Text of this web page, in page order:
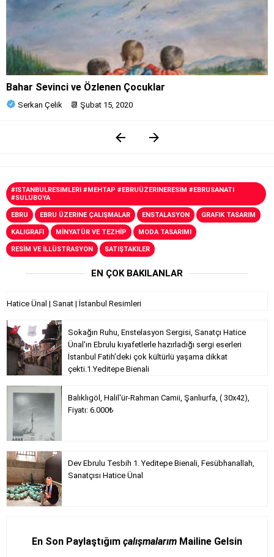
Bahar Sevinci ve Özlenen Çocuklar
Serkan Çelik 📆 Şubat 15, 2020
#ISTANBULRESIMLERI #MEHTAP #EBRUÜZERINERESIM #EBRUSANATI
#SULUBOYA
EBRU EBRU ÜZERINE ÇALIŞMALAR ENSTALASYON GRAFIK TASARIM
KALIGRAFI MİNYATÜR VE TEZHİP MODA TASARIMI
RESİM VE İLLÜSTRASYON SATIŞTAKILER
EN ÇOK BAKILANLAR
Hatice Ünal | Sanat | İstanbul Resimleri
Sokağın Ruhu, Enstelasyon Sergisi, Sanatçı Hatice
Ünal'ın Ebrulu kıyafetlerle hazırladığı sergi eserleri
İstanbul Fatih'deki çok kültürlü yaşama dikkat
çekti.1.Yeditepe Bienali
Balıklıgöl, Halil'ür-Rahman Camii, Şanlıurfa, ( 30x42),
Fiyatı: 6.000₺
Dev Ebrulu Tesbih 1. Yeditepe Bienali, Fesübhanallah,
Sanatçısı Hatice Ünal
En Son Paylaştığım çalışmalarım Mailine Gelsin